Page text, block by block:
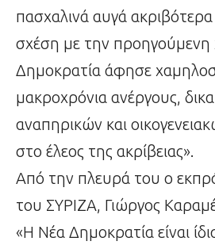
πασχαλινά αυγά
σχέση με την προηγούμενη
Δημοκρατία άφησε
μακροχρόνια ανέργους,
αναπηρικών και
στο έλεος της ακρίβειας».
Από την πλευρά του ο
του ΣΥΡΙΖΑ, Γιώργος
«Η Νέα Δημοκρατία είναι